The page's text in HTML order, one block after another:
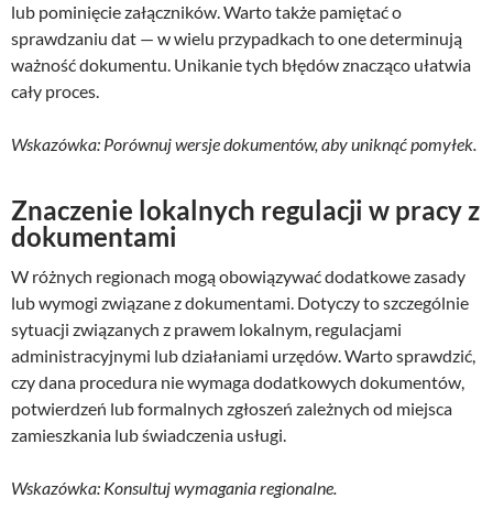
lub pominięcie załączników. Warto także pamiętać o
sprawdzaniu dat — w wielu przypadkach to one determinują
ważność dokumentu. Unikanie tych błędów znacząco ułatwia
cały proces.
Wskazówka: Porównuj wersje dokumentów, aby uniknąć pomyłek.
Znaczenie lokalnych regulacji w pracy z
dokumentami
W różnych regionach mogą obowiązywać dodatkowe zasady
lub wymogi związane z dokumentami. Dotyczy to szczególnie
sytuacji związanych z prawem lokalnym, regulacjami
administracyjnymi lub działaniami urzędów. Warto sprawdzić,
czy dana procedura nie wymaga dodatkowych dokumentów,
potwierdzeń lub formalnych zgłoszeń zależnych od miejsca
zamieszkania lub świadczenia usługi.
Wskazówka: Konsultuj wymagania regionalne.